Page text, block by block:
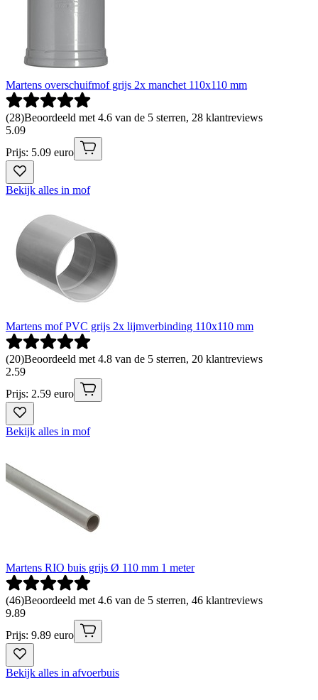
Martens overschuifmof grijs 2x manchet 110x110 mm
(28)Beoordeeld met 4.6 van de 5 sterren, 28 klantreviews
5.09
Prijs: 5.09 euro
Bekijk alles in mof
Martens mof PVC grijs 2x lijmverbinding 110x110 mm
(20)Beoordeeld met 4.8 van de 5 sterren, 20 klantreviews
2.59
Prijs: 2.59 euro
Bekijk alles in mof
Martens RIO buis grijs Ø 110 mm 1 meter
(46)Beoordeeld met 4.6 van de 5 sterren, 46 klantreviews
9.89
Prijs: 9.89 euro
Bekijk alles in afvoerbuis